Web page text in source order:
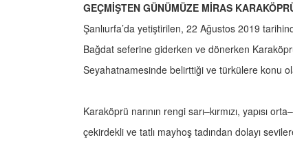
GEÇMİŞTEN GÜNÜMÜZE MİRAS
Şanlıurfa’da yetiştirilen, 22 Ağustos 2019
Bağdat seferine giderken ve dönerken
Seyahatnamesinde belirttiği ve türkülere konu
Karaköprü narının rengi sarı–kırmızı, yapısı
çekirdekli ve tatlı mayhoş tadından dolayı